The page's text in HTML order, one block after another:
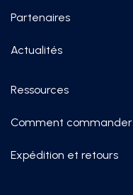
Partenaires
Actualités
Ressources
Comment commander
Expédition et retours